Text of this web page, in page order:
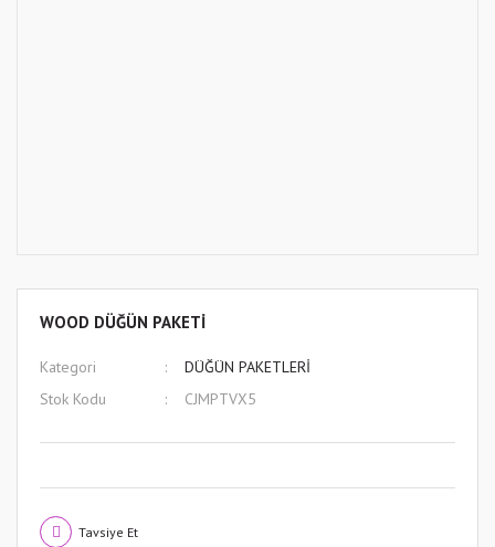
WOOD DÜĞÜN PAKETİ
Kategori
DÜĞÜN PAKETLERİ
Stok Kodu
CJMPTVX5
Tavsiye Et